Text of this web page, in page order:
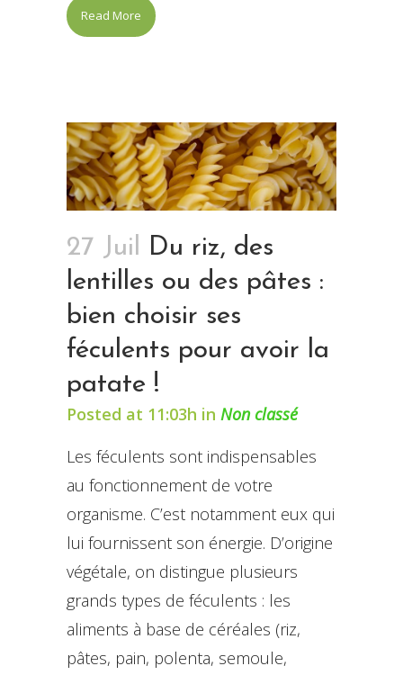
Read More
27 Juil Du riz, des
lentilles ou des pâtes :
bien choisir ses
féculents pour avoir la
patate !
Posted at 11:03h in Non classé
Les féculents sont indispensables
au fonctionnement de votre
organisme. C’est notamment eux qui
lui fournissent son énergie. D’origine
végétale, on distingue plusieurs
grands types de féculents : les
aliments à base de céréales (riz,
pâtes, pain, polenta, semoule,